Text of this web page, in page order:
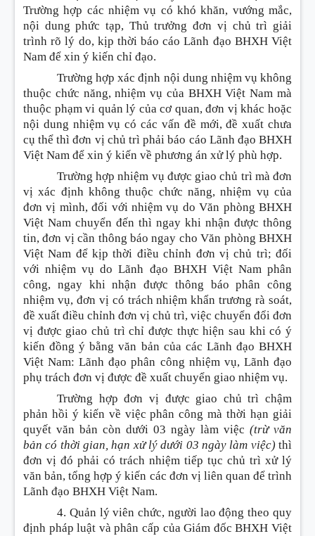
Trường hợp các nhiệm vụ có khó khăn, vướng mắc,
nội dung phức tạp, Thủ trưởng đơn vị chủ trì giải
trình rõ lý do, kịp thời báo cáo Lãnh đạo BHXH Việt
Nam để xin ý kiến chỉ đạo.
Trường hợp xác định nội dung nhiệm vụ không
thuộc chức năng, nhiệm vụ của BHXH Việt Nam mà
thuộc phạm vi quản lý của cơ quan, đơn vị khác hoặc
nội dung nhiệm vụ có các vấn đề mới, đề xuất chưa
cụ thể thì đơn vị chủ trì phải báo cáo Lãnh đạo BHXH
Việt Nam để xin ý kiến về phương án xử lý phù hợp.
Trường hợp nhiệm vụ được giao chủ trì mà đơn
vị xác định không thuộc chức năng, nhiệm vụ của
đơn vị mình, đối với nhiệm vụ do Văn phòng BHXH
Việt Nam chuyển đến thì ngay khi nhận được thông
tin, đơn vị cần thông báo ngay cho Văn phòng BHXH
Việt Nam để kịp thời điều chỉnh đơn vị chủ trì; đối
với nhiệm vụ do Lãnh đạo BHXH Việt Nam phân
công, ngay khi nhận được thông báo phân công
nhiệm vụ, đơn vị có trách nhiệm khẩn trương rà soát,
đề xuất điều chỉnh đơn vị chủ trì, việc chuyển đổi đơn
vị được giao chủ trì chỉ được thực hiện sau khi có ý
kiến đồng ý bằng văn bản của các Lãnh đạo BHXH
Việt Nam: Lãnh đạo phân công nhiệm vụ, Lãnh đạo
phụ trách đơn vị được đề xuất chuyển giao nhiệm vụ.
Trường hợp đơn vị được giao chủ trì chậm
phản hồi ý kiến về việc phân công mà thời hạn giải
quyết văn bản còn dưới 03 ngày làm việc (trừ văn
bản có thời gian, hạn xử lý dưới 03 ngày làm việc)thì
đơn vị đó phải có trách nhiệm tiếp tục chủ trì xử lý
văn bản, tổng hợp ý kiến các đơn vị liên quan để trình
Lãnh đạo BHXH Việt Nam.
4. Quản lý viên chức, người lao động theo quy
định pháp luật và phân cấp của Giám đốc BHXH Việt